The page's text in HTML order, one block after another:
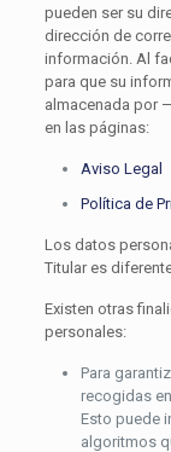
pueden ser su
dirección de
información. Al
para que su
almacenada por
en las páginas:
Aviso Legal
Política de
Los datos
Titular es
Existen otras
personales:
Para
recogidas
Esto puede
algoritmos